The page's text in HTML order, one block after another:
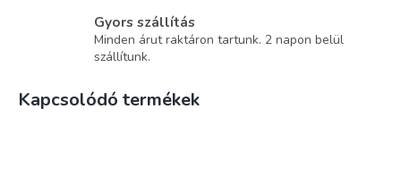
Gyors szállítás
Minden árut raktáron tartunk. 2 napon belül
szállítunk.
Kapcsolódó termékek